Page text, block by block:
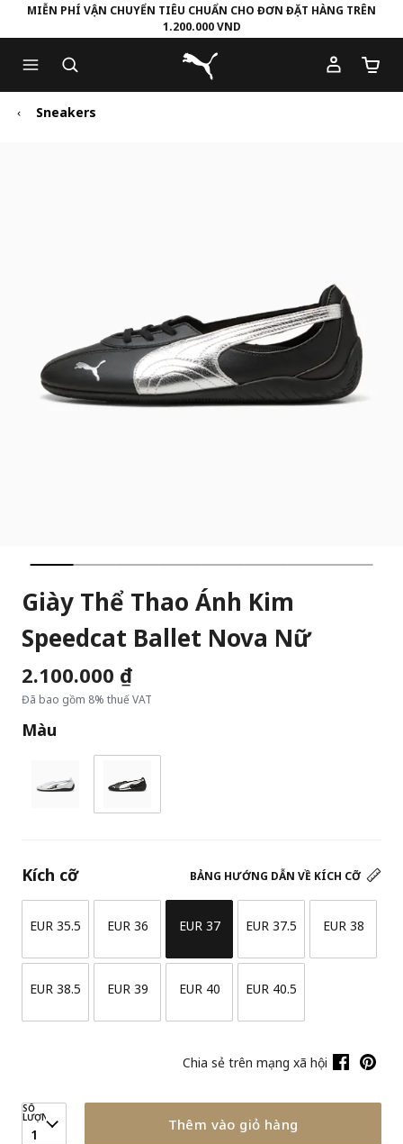
to
Main
content
to
Footer
Content
MIỄN PHÍ VẬN CHUYỂN TIÊU CHUẨN CHO ĐƠN ĐẶT HÀNG TRÊN
1.200.000 VND
Puma Trang chủ
Số
Sneakers
Giày Thể Thao Ánh Kim
Speedcat Ballet Nova Nữ
2.100.000 ₫
Đã bao gồm 8% thuế VAT
Màu
BẢNG HƯỚNG DẪN VỀ KÍCH CỠ
Kích cỡ
EUR 35.5 EUR 36 EUR 37 EUR 37.5 EUR 38
EUR 38.5 EUR 39 EUR 40 EUR 40.5
Chia sẻ trên mạng xã hội
SỐ
LƯỢNG
1
Thêm vào giỏ hàng